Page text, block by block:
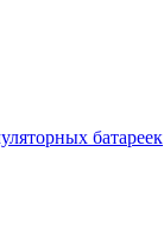
батареек